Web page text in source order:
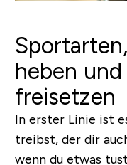
heben
freisetzen
In erster Linie ist
treibst, der dir
wenn du etwas